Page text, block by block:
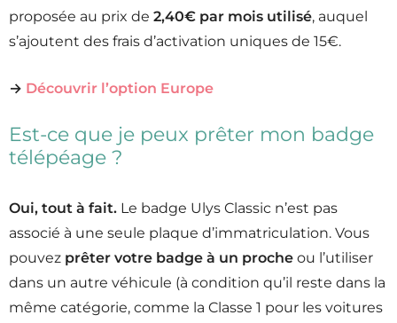
proposée au prix de 2,40€ par mois utilisé, auquel
s’ajoutent des frais d’activation uniques de 15€.
→ Découvrir l’option Europe
Est-ce que je peux prêter mon badge
télépéage ?
Oui, tout à fait. Le badge Ulys Classic n’est pas
associé à une seule plaque d’immatriculation. Vous
pouvez prêter votre badge à un proche ou l’utiliser
dans un autre véhicule (à condition qu’il reste dans la
même catégorie, comme la Classe 1 pour les voitures